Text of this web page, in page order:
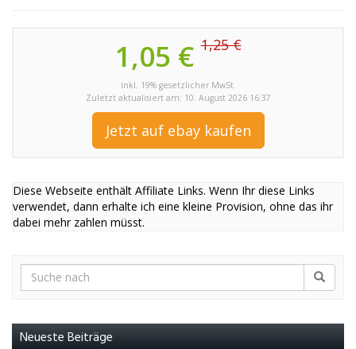
1,05 €1,25 €
inkl. 19% gesetzlicher MwSt.
Zuletzt aktualisiert am: 10. August 2026 16:37
Jetzt auf ebay kaufen
Diese Webseite enthält Affiliate Links. Wenn Ihr diese Links
verwendet, dann erhalte ich eine kleine Provision, ohne das ihr
dabei mehr zahlen müsst.
Neueste Beiträge